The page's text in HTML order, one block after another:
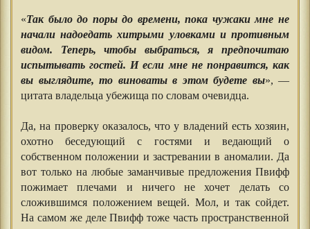
«Так было до поры до времени, пока чужаки мне не
начали надоедать хитрыми уловками и противным
видом. Теперь, чтобы выбраться, я предпочитаю
испытывать гостей. И если мне не понравится, как
вы выглядите, то виноваты в этом будете вы», —
цитата владельца убежища по словам очевидца.
Да, на проверку оказалось, что у владений есть хозяин,
охотно беседующий с гостями и ведающий о
собственном положении и застревании в аномалии. Да
вот только на любые заманчивые предложения Пвифф
пожимает плечами и ничего не хочет делать со
сложившимся положением вещей. Мол, и так сойдет.
На самом же деле Пвифф тоже часть пространственной